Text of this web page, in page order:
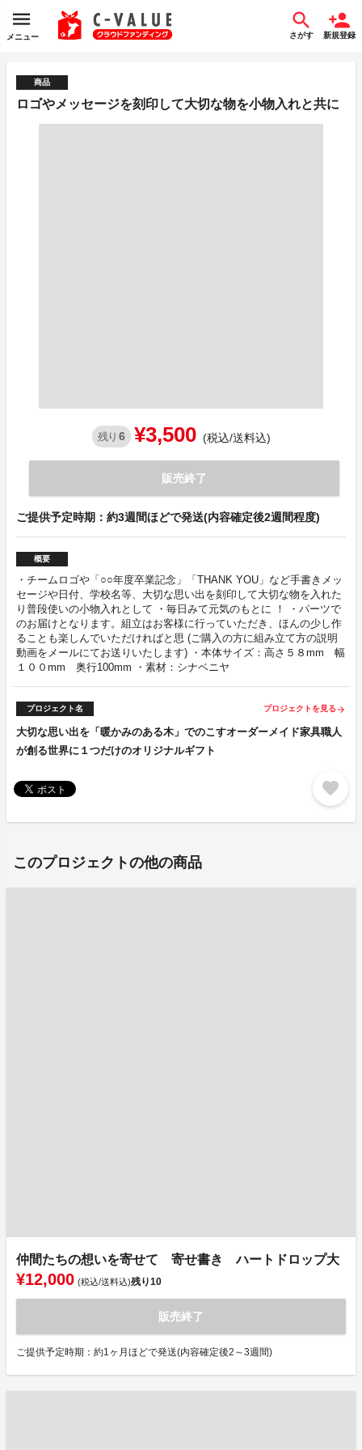
メニュー さがす 新規登録
商品
ロゴやメッセージを刻印して大切な物を小物入れと共に
残り 6 ¥3,500 (税込/送料込)
販売終了
ご提供予定時期：約3週間ほどで発送(内容確定後2週間程度)
概要
・チームロゴや「○○年度卒業記念」「THANK YOU」など手書きメッ
セージや日付、学校名等、大切な思い出を刻印して大切な物を入れた
り普段使いの小物入れとして ・毎日みて元気のもとに ！ ・パーツで
のお届けとなります。組立はお客様に行っていただき、ほんの少し作
ることも楽しんでいただければと思 (ご購入の方に組み立て方の説明
動画をメールにてお送りいたします) ・本体サイズ：高さ５８mm 幅
１００mm 奥行100mm ・素材：シナベニヤ
プロジェクト名 プロジェクトを見る arrow_forward
大切な思い出を「暖かみのある木」でのこすオーダーメイド家具職人
が創る世界に１つだけのオリジナルギフト
favorite
このプロジェクトの他の商品
仲間たちの想いを寄せて 寄せ書き ハートドロップ大
¥12,000 (税込/送料込)残り10
販売終了
ご提供予定時期：約1ヶ月ほどで発送(内容確定後2～3週間)